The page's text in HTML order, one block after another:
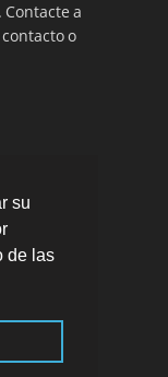
su
de las
a
o
Política de
·Blog